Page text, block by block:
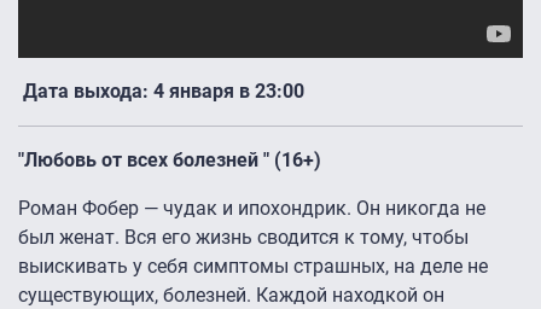
Дата выхода: 4 января в 23:00
"Любовь от всех болезней " (16+)
Роман Фобер — чудак и ипохондрик. Он никогда не
был женат. Вся его жизнь сводится к тому, чтобы
выискивать у себя симптомы страшных, на деле не
существующих, болезней. Каждой находкой он